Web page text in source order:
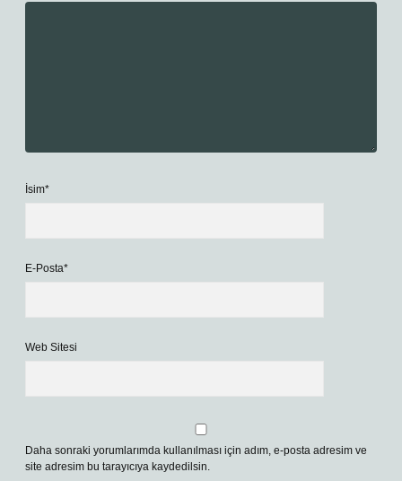
İsim*
E-Posta*
Web Sitesi
Daha sonraki yorumlarımda kullanılması için adım, e-posta adresim ve
site adresim bu tarayıcıya kaydedilsin.